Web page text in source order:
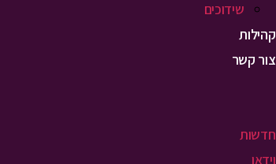
שידוכים
קהילות
צור קשר
חדשות
וידאו